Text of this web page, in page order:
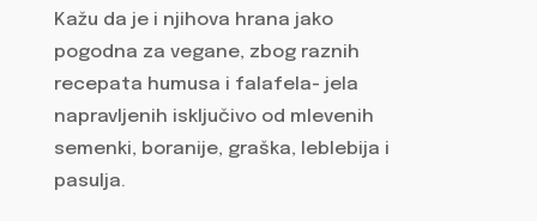
Kažu da je i njihova hrana jako
pogodna za vegane, zbog raznih
recepata humusa i falafela- jela
napravljenih isključivo od mlevenih
semenki, boranije, graška, leblebija i
pasulja.